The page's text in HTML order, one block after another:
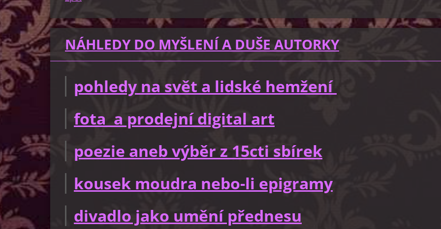
NÁHLEDY DO MYŠLENÍ A DUŠE AUTORKY
pohledy na svět a lidské hemžení
fota a prodejní digital art
poezie aneb výběr z 15cti sbírek
kousek moudra nebo-li epigramy
divadlo jako umění přednesu